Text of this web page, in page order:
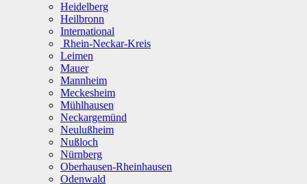
Heidelberg
Heilbronn
International
Rhein-Neckar-Kreis
Leimen
Mauer
Mannheim
Meckesheim
Mühlhausen
Neckargemünd
Neulußheim
Nußloch
Nürnberg
Oberhausen-Rheinhausen
Odenwald